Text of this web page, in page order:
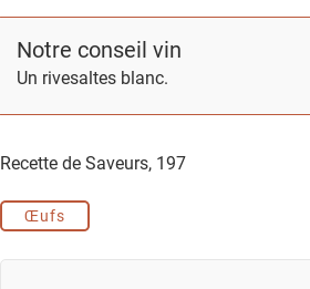
Notre conseil vin
Un rivesaltes blanc.
Recette de Saveurs, 197
Œufs